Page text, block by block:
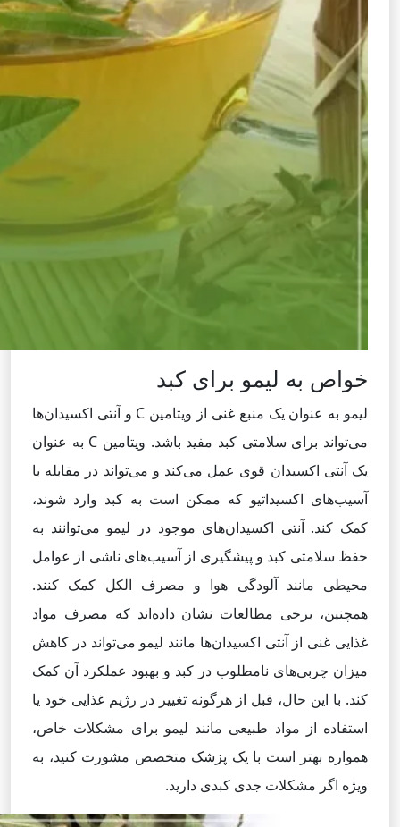
خواص به لیمو برای کبد
لیمو به عنوان یک منبع غنی از ویتامین C و آنتی اکسیدان‌ها
می‌تواند برای سلامتی کبد مفید باشد. ویتامین C به عنوان
یک آنتی اکسیدان قوی عمل می‌کند و می‌تواند در مقابله با
آسیب‌های اکسیداتیو که ممکن است به کبد وارد شوند،
کمک کند. آنتی اکسیدان‌های موجود در لیمو می‌توانند به
حفظ سلامتی کبد و پیشگیری از آسیب‌های ناشی از عوامل
محیطی مانند آلودگی هوا و مصرف الکل کمک کنند.
همچنین، برخی مطالعات نشان داده‌اند که مصرف مواد
غذایی غنی از آنتی اکسیدان‌ها مانند لیمو می‌تواند در کاهش
میزان چربی‌های نامطلوب در کبد و بهبود عملکرد آن کمک
کند. با این حال، قبل از هرگونه تغییر در رژیم غذایی خود یا
استفاده از مواد طبیعی مانند لیمو برای مشکلات خاص،
همواره بهتر است با یک پزشک متخصص مشورت کنید، به
ویژه اگر مشکلات جدی کبدی دارید.